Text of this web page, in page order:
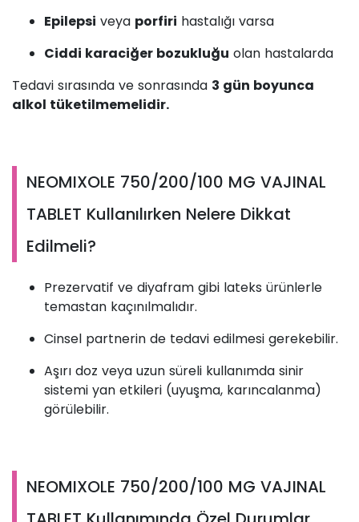
Epilepsi veya porfiri hastalığı varsa
Ciddi karaciğer bozukluğu olan hastalarda
Tedavi sırasında ve sonrasında 3 gün boyunca
alkol tüketilmemelidir.
NEOMIXOLE 750/200/100 MG VAJINAL
TABLET Kullanılırken Nelere Dikkat
Edilmeli?
Prezervatif ve diyafram gibi lateks ürünlerle
temastan kaçınılmalıdır.
Cinsel partnerin de tedavi edilmesi gerekebilir.
Aşırı doz veya uzun süreli kullanımda sinir
sistemi yan etkileri (uyuşma, karıncalanma)
görülebilir.
NEOMIXOLE 750/200/100 MG VAJINAL